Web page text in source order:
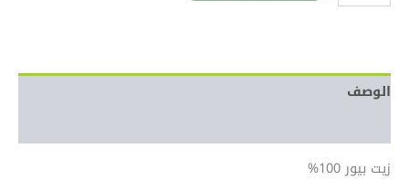
الوصف
زيت بيور 100%